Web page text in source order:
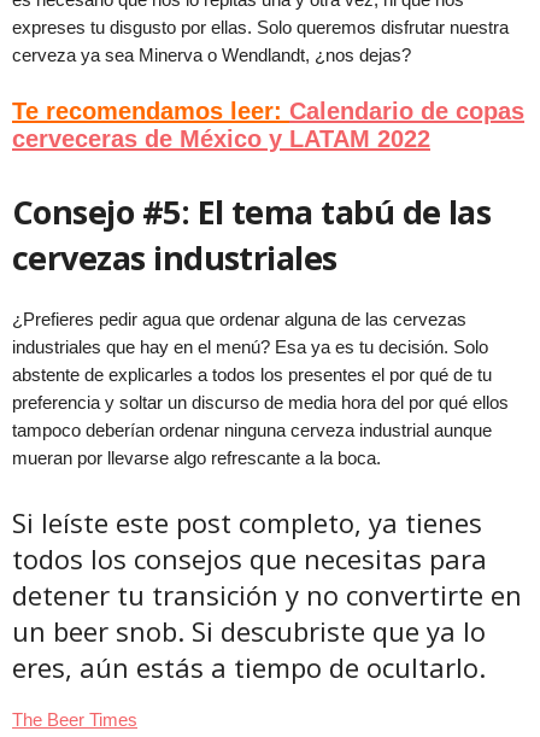
expreses tu disgusto por ellas. Solo queremos disfrutar nuestra
cerveza ya sea Minerva o Wendlandt, ¿nos dejas?
Te recomendamos leer: Calendario de copas
cerveceras de México y LATAM 2022
Consejo #5: El tema tabú de las
cervezas industriales
¿Prefieres pedir agua que ordenar alguna de las cervezas
industriales que hay en el menú? Esa ya es tu decisión. Solo
abstente de explicarles a todos los presentes el por qué de tu
preferencia y soltar un discurso de media hora del por qué ellos
tampoco deberían ordenar ninguna cerveza industrial aunque
mueran por llevarse algo refrescante a la boca.
Si leíste este post completo, ya tienes
todos los consejos que necesitas para
detener tu transición y no convertirte en
un beer snob. Si descubriste que ya lo
eres, aún estás a tiempo de ocultarlo.
The Beer Times